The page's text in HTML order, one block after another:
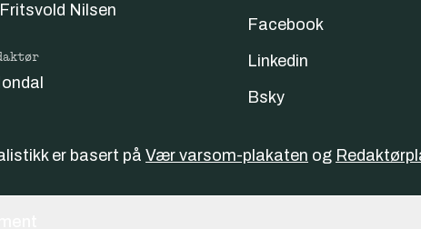
Nilsen
Facebook
Linkedin
Bsky
er basert på Vær varsom-plakaten og